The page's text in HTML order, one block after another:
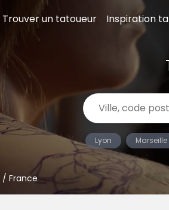
Trouver un tatoueur Inspiration
Lyon Marseille
/ France